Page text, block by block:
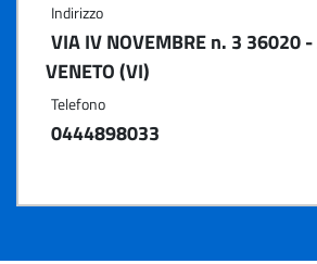
Indirizzo
VIA IV NOVEMBRE n. 3 36020 -
VENETO (VI)
Telefono
0444898033